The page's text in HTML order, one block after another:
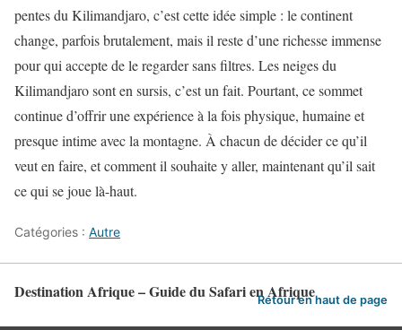
pentes du Kilimandjaro, c’est cette idée simple : le continent
change, parfois brutalement, mais il reste d’une richesse immense
pour qui accepte de le regarder sans filtres. Les neiges du
Kilimandjaro sont en sursis, c’est un fait. Pourtant, ce sommet
continue d’offrir une expérience à la fois physique, humaine et
presque intime avec la montagne. À chacun de décider ce qu’il
veut en faire, et comment il souhaite y aller, maintenant qu’il sait
ce qui se joue là-haut.
Catégories : Autre
Destination Afrique – Guide du Safari en AfriqueRetour en haut de page